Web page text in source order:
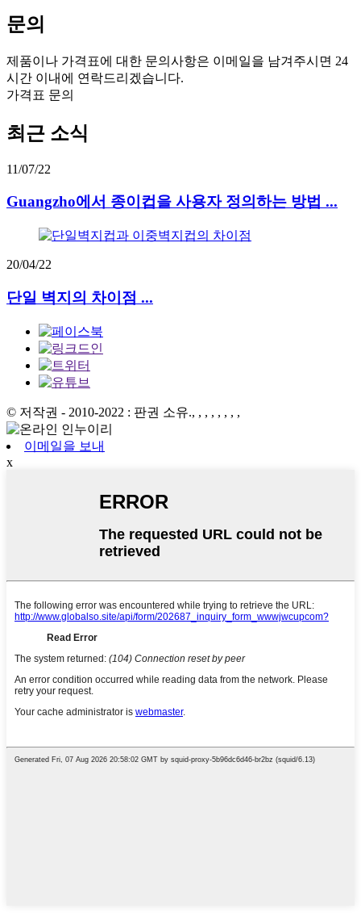
문의
제품이나 가격표에 대한 문의사항은 이메일을 남겨주시면 24
시간 이내에 연락드리겠습니다.
가격표 문의
최근 소식
11/07/22
Guangzho에서 종이컵을 사용자 정의하는 방법 ...
20/04/22
단일 벽지의 차이점 ...
© 저작권 - 2010-2022 : 판권 소유., , , , , , , ,
이메일을 보내
x